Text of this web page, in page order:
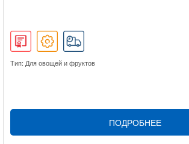
Тип: Для овощей и фруктов
ПОДРОБНЕЕ